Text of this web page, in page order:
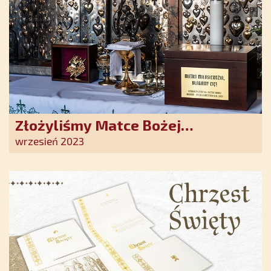
Złożyliśmy Matce Bożej
Ostrobramskiej pozłacane wotum
wrzesień 2023